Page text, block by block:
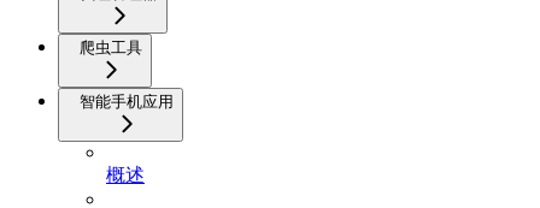
爬虫工具
智能手机应用
概述